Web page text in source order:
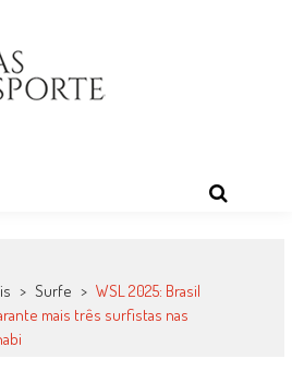
> Surfe > WSL 2025: Brasil
mais três surfistas nas